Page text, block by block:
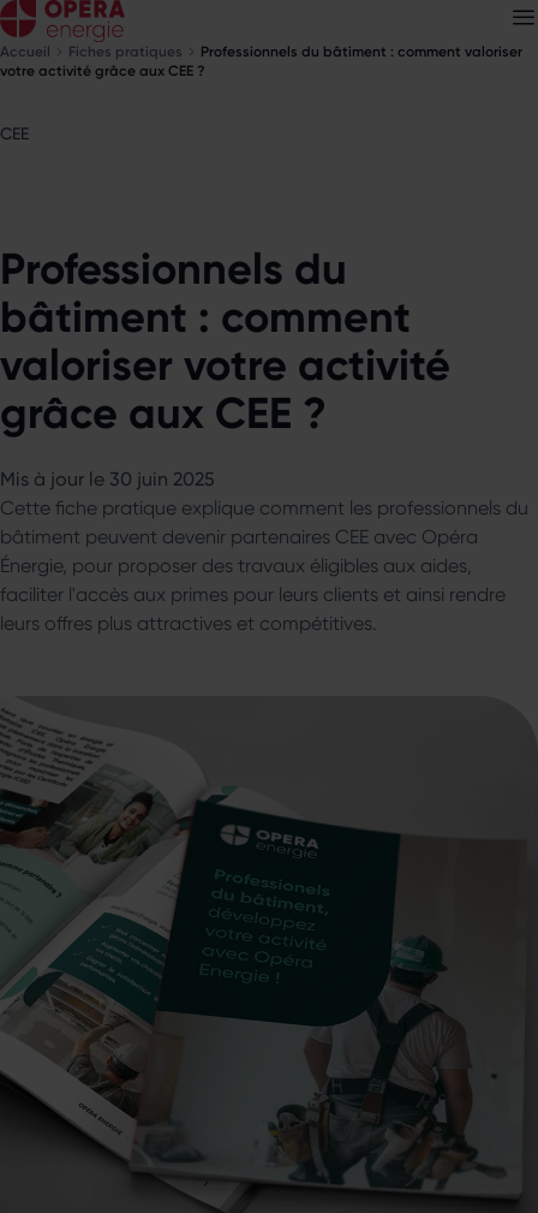
Accueil Fiches pratiques
Professionnels du bâtiment : comment valoriser
votre activité grâce aux CEE ?
CEE
Professionnels du
bâtiment : comment
valoriser votre activité
grâce aux CEE ?
Mis à jour le 30 juin 2025
Cette fiche pratique explique comment les professionnels du
bâtiment peuvent devenir partenaires CEE avec Opéra
Énergie, pour proposer des travaux éligibles aux aides,
faciliter l'accès aux primes pour leurs clients et ainsi rendre
leurs offres plus attractives et compétitives.